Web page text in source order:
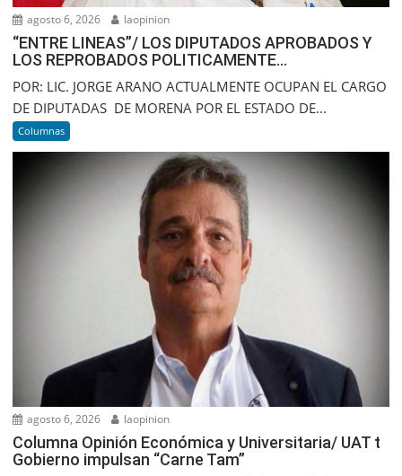
agosto 6, 2026 laopinion
“ENTRE LINEAS”/ LOS DIPUTADOS APROBADOS Y
LOS REPROBADOS POLITICAMENTE…
POR: LIC. JORGE ARANO ACTUALMENTE OCUPAN EL CARGO
DE DIPUTADAS DE MORENA POR EL ESTADO DE...
Columnas
agosto 6, 2026 laopinion
Columna Opinión Económica y Universitaria/ UAT t
Gobierno impulsan “Carne Tam”